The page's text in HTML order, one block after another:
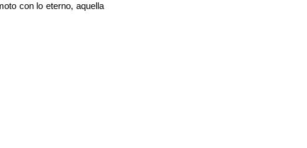
con lo eterno, aquella